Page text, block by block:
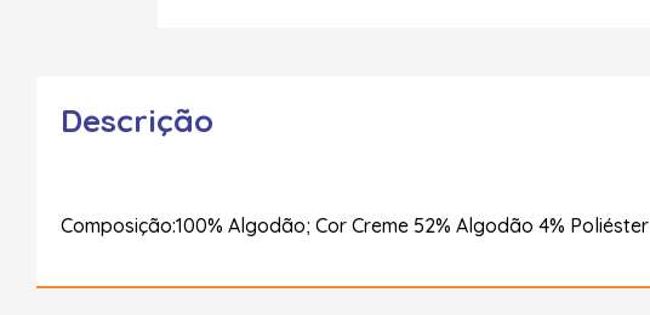
Descrição
Composição:100% Algodão; Cor Creme 52% Algodão 4%